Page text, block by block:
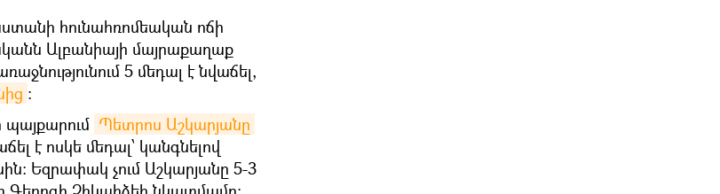
հունահռոմեական ոճի
Ալբանիայի մայրաքաղաք
5 մեդալ է նվաճել,
:
պայքարում Պետրոս Աշկարյանը
է ոսկե մեդալ՝ կանգնելով
Եզրափակ չում Աշկարյանը 5-3